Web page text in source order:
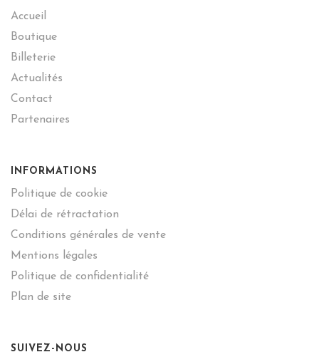
Accueil
Boutique
Billeterie
Actualités
Contact
Partenaires
INFORMATIONS
Politique de cookie
Délai de rétractation
Conditions générales de vente
Mentions légales
Politique de confidentialité
Plan de site
SUIVEZ-NOUS